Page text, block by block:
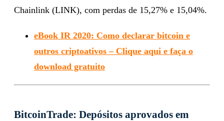
Chainlink (LINK), com perdas de 15,27% e 15,04%.
eBook IR 2020: Como declarar bitcoin e
outros criptoativos – Clique aqui e faça o
download gratuito
BitcoinTrade: Depósitos aprovados em